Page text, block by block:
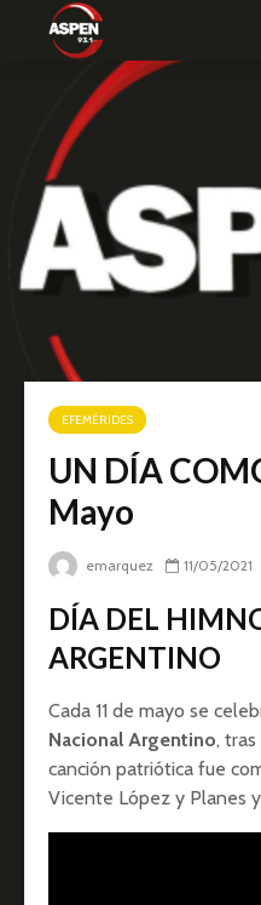
EFEMÉRIDES
UN DÍA
Mayo
emarquez 11/05/2021
DÍA DEL
ARGENTINO
Cada 11 de mayo se
Nacional Argentino, tras
canción patriótica fue
Vicente López y Planes